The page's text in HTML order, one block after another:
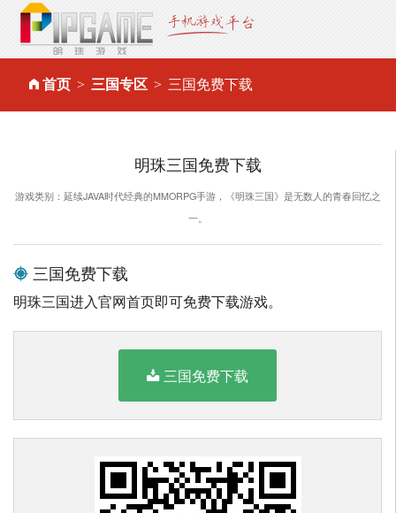
首页 三国专区 三国免费下载
明珠三国免费下载
游戏类别：延续JAVA时代经典的MMORPG手游，《明珠三国》是无数人的青春回忆之
一。
三国免费下载
明珠三国进入官网首页即可免费下载游戏。
三国免费下载